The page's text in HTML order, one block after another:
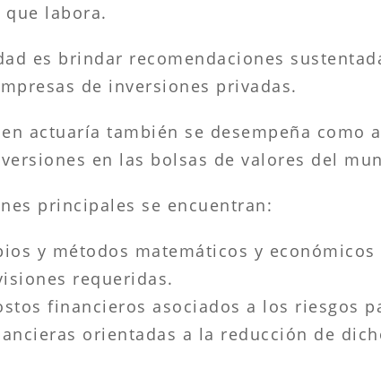
que labora.
es brindar recomendaciones
de inversiones privadas.
actuaría también se desempeña
en las bolsas de valores del
principales se encuentran:
y métodos matemáticos y
requeridas.
financieros asociados a los riesgos
orientadas a la reducción de